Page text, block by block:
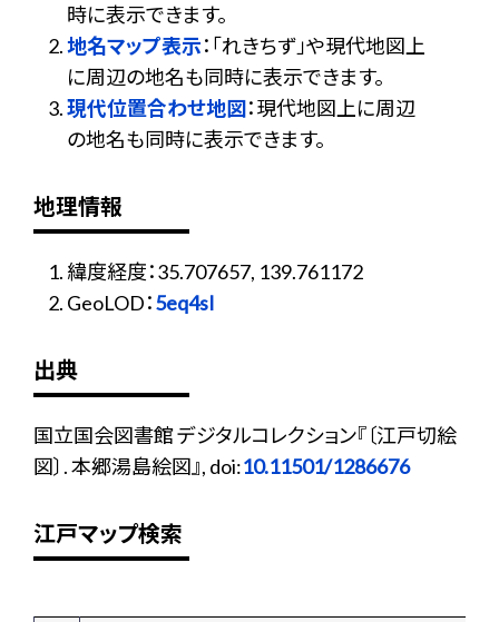
時に表示できます。
地名マップ表示：「れきちず」や現代地図上
に周辺の地名も同時に表示できます。
現代位置合わせ地図：現代地図上に周辺
の地名も同時に表示できます。
地理情報
緯度経度：35.707657, 139.761172
GeoLOD：5eq4sI
出典
国立国会図書館 デジタルコレクション『〔江戸切絵
図〕. 本郷湯島絵図』, doi:10.11501/1286676
江戸マップ検索